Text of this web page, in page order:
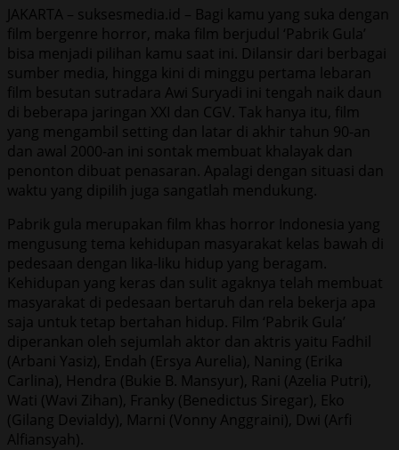
JAKARTA – suksesmedia.id – Bagi kamu yang suka dengan
film bergenre horror, maka film berjudul ‘Pabrik Gula’
bisa menjadi pilihan kamu saat ini. Dilansir dari berbagai
sumber media, hingga kini di minggu pertama lebaran
film besutan sutradara Awi Suryadi ini tengah naik daun
di beberapa jaringan XXI dan CGV. Tak hanya itu, film
yang mengambil setting dan latar di akhir tahun 90-an
dan awal 2000-an ini sontak membuat khalayak dan
penonton dibuat penasaran. Apalagi dengan situasi dan
waktu yang dipilih juga sangatlah mendukung.
Pabrik gula merupakan film khas horror Indonesia yang
mengusung tema kehidupan masyarakat kelas bawah di
pedesaan dengan lika-liku hidup yang beragam.
Kehidupan yang keras dan sulit agaknya telah membuat
masyarakat di pedesaan bertaruh dan rela bekerja apa
saja untuk tetap bertahan hidup. Film ‘Pabrik Gula’
diperankan oleh sejumlah aktor dan aktris yaitu Fadhil
(Arbani Yasiz), Endah (Ersya Aurelia), Naning (Erika
Carlina), Hendra (Bukie B. Mansyur), Rani (Azelia Putri),
Wati (Wavi Zihan), Franky (Benedictus Siregar), Eko
(Gilang Devialdy), Marni (Vonny Anggraini), Dwi (Arfi
Alfiansyah).